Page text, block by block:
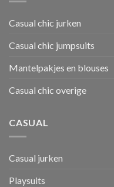
Casual chic jurken
Casual chic jumpsuits
Mantelpakjes en blouses
Casual chic overige
CASUAL
Casual jurken
Playsuits